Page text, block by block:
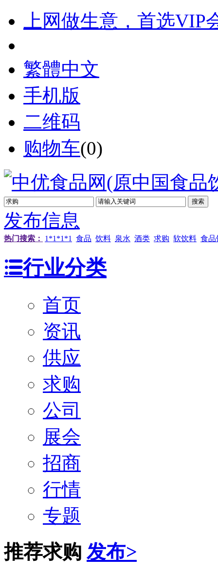
上网做生意，首选VIP
繁體中文
手机版
二维码
购物车(0)
发布信息
热门搜索： 1*1*1*1 食品 饮料 泉水 酒类 求购 软饮料 食品
行业分类
首页
资讯
供应
求购
公司
展会
招商
行情
专题
推荐求购发布>